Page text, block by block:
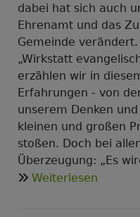
dabei hat sich auch
Ehrenamt und das
Gemeinde
„Wirkstatt
erzählen wir in
Erfahrungen - von
unserem Denken
kleinen und großen
stoßen. Doch bei
Überzeugung: „Es
Weiterlesen